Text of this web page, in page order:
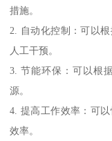
措施。
2. 自动化控制：可以
人工干预。
3. 节能环保：可以根
源。
4. 提高工作效率：可
效率。